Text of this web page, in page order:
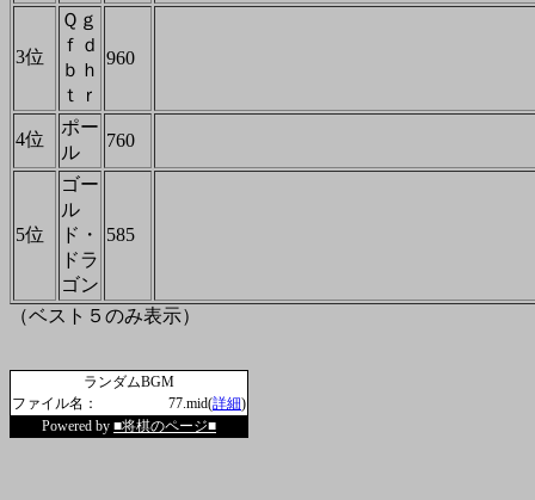
3位
Ｑｇ
ｆｄ
ｂｈ
ｔｒ
960
4位
ポー
ル
760
5位
ゴー
ル
ド・
ドラ
ゴン
585
（ベスト５のみ表示）
ランダムBGM
ファイル名：
77.mid(詳細)
Powered by ■将棋のページ■